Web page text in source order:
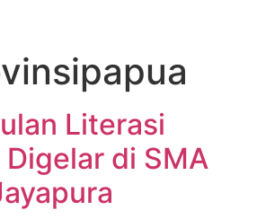
Literasi
di SMA